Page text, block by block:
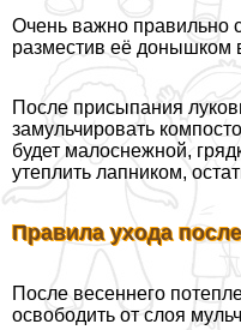
Очень важно правильно
разместив её донышком
После присыпания
замульчировать
будет малоснежной,
утеплить лапником,
Правила ухода
После весеннего
освободить от слоя